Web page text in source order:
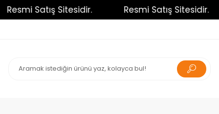
Satış Sitesidir. Resmi Satış Sitesidir.